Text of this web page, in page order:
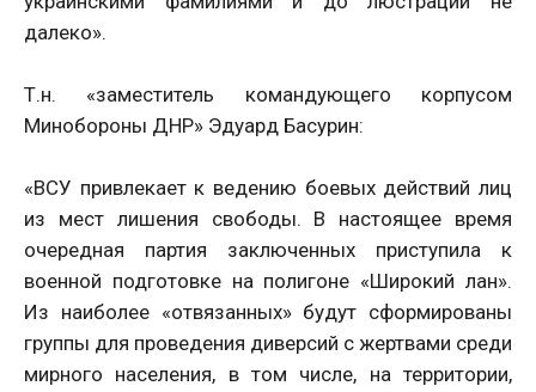
далеко».
Т.н. «заместитель командующего корпусом
Минобороны ДНР» Эдуард Басурин:
«ВСУ привлекает к ведению боевых действий лиц
из мест лишения свободы. В настоящее время
очередная партия заключенных приступила к
военной подготовке на полигоне «Широкий лан».
Из наиболее «отвязанных» будут сформированы
группы для проведения диверсий с жертвами среди
мирного населения, в том числе, на территории,